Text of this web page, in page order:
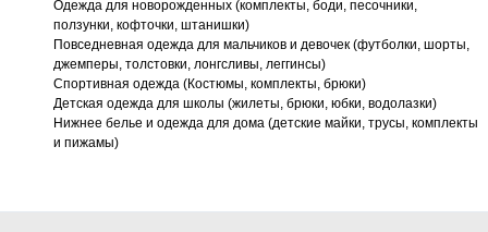
Одежда для новорожденных (комплекты, боди, песочники,
ползунки, кофточки, штанишки)
Повседневная одежда для мальчиков и девочек (футболки, шорты,
джемперы, толстовки, лонгсливы, леггинсы)
Спортивная одежда (Костюмы, комплекты, брюки)
Детская одежда для школы (жилеты, брюки, юбки, водолазки)
Нижнее белье и одежда для дома (детские майки, трусы, комплекты
и пижамы)